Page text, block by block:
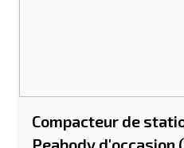
Compacteur de
Peabody d'occasion